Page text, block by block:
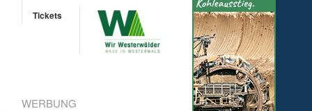
Tickets
WERBUNG